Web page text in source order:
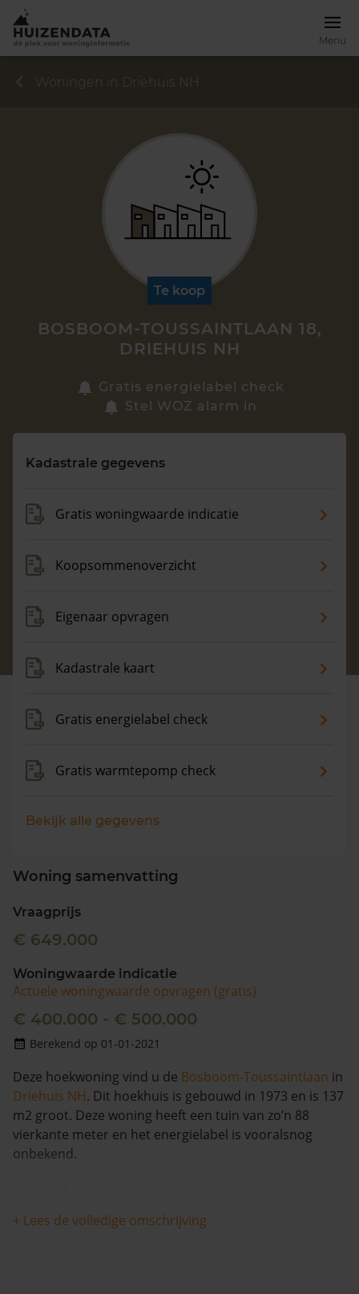
Menu
Vragen? Neem contact met ons op
088 220 4200
Woningen in Driehuis NH
Te koop
BOSBOOM-TOUSSAINTLAAN 18,
DRIEHUIS NH
Gratis energielabel check
Stel WOZ alarm in
Kadastrale gegevens
Gratis woningwaarde indicatie
Koopsommenoverzicht
Eigenaar opvragen
Kadastrale kaart
Gratis energielabel check
Gratis warmtepomp check
Bekijk alle gegevens
Woning samenvatting
Vraagprijs
€ 649.000
Woningwaarde indicatie
Actuele woningwaarde opvragen (gratis)
€ 400.000 - € 500.000
Berekend op 01-01-2021
Deze hoekwoning vind u de Bosboom-Toussaintlaan in
Driehuis NH. Dit hoekhuis is gebouwd in 1973 en is 137
m2 groot. Deze woning heeft een tuin van zo’n 88
vierkante meter en het energielabel is vooralsnog
onbekend.
koopsominformatie en is in de afgelopen 12 maanden
meer dan 9% meer waard geworden. De woning is
+ Lees de volledige omschrijving